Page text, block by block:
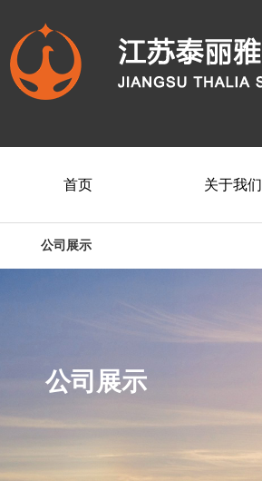
首页 关于我们
公司展示
公司展示